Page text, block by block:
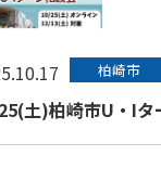
柏崎市
土)柏崎市U・Iタ